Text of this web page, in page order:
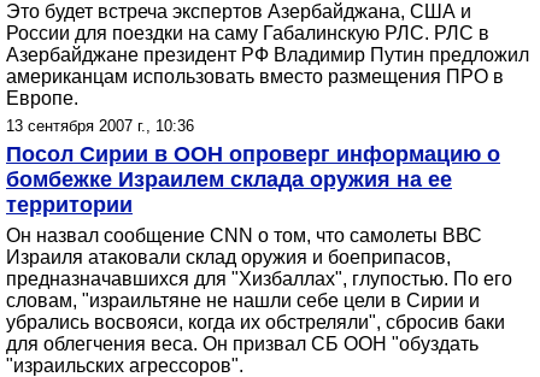
Это будет встреча экспертов Азербайджана, США и
России для поездки на саму Габалинскую РЛС. РЛС в
Азербайджане президент РФ Владимир Путин предложил
американцам использовать вместо размещения ПРО в
Европе.
13 сентября 2007 г., 10:36
Посол Сирии в ООН опроверг информацию о
бомбежке Израилем склада оружия на ее
территории
Он назвал сообщение CNN о том, что самолеты ВВС
Израиля атаковали склад оружия и боеприпасов,
предназначавшихся для "Хизбаллах", глупостью. По его
словам, "израильтяне не нашли себе цели в Сирии и
убрались восвояси, когда их обстреляли", сбросив баки
для облегчения веса. Он призвал СБ ООН "обуздать
"израильских агрессоров".